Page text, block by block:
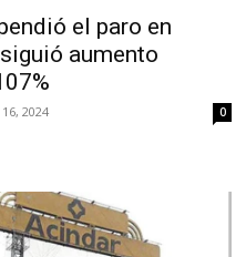
el paro en
aumento
2024 0